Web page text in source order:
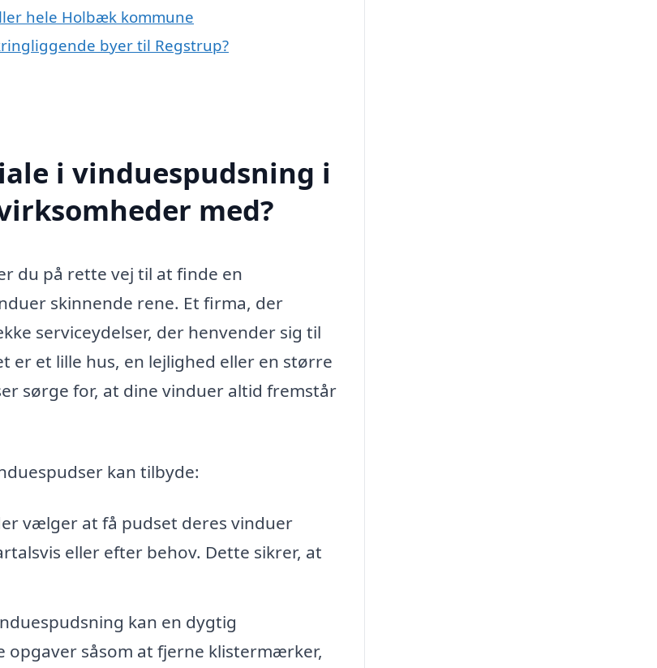
hele Holbæk kommune
byer til Regstrup?
i vinduespudsning i
med?
du på rette vej til at finde en
skinnende rene. Et firma, der
serviceydelser, der henvender sig til
er et lille hus, en lejlighed eller en større
sørge for, at dine vinduer altid fremstår
kan tilbyde:
vælger at få pudset deres vinduer
eller efter behov. Dette sikrer, at
kan en dygtig
såsom at fjerne klistermærker,